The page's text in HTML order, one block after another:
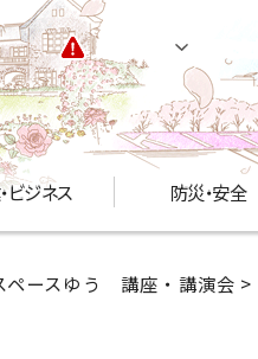
緊急情報
ビジネス 防災・安全
ペースゆう 講座・講演会 >